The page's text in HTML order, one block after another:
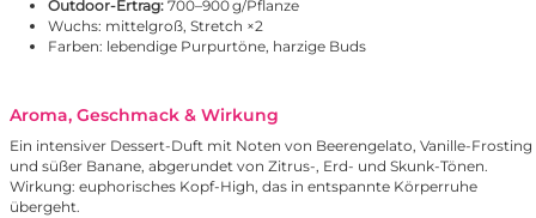
Outdoor-Ertrag: 700–900 g/Pflanze
Wuchs: mittelgroß, Stretch ×2
Farben: lebendige Purpurtöne, harzige Buds
Aroma, Geschmack & Wirkung
Ein intensiver Dessert-Duft mit Noten von Beerengelato, Vanille-Frosting
und süßer Banane, abgerundet von Zitrus-, Erd- und Skunk-Tönen.
Wirkung: euphorisches Kopf-High, das in entspannte Körperruhe
übergeht.